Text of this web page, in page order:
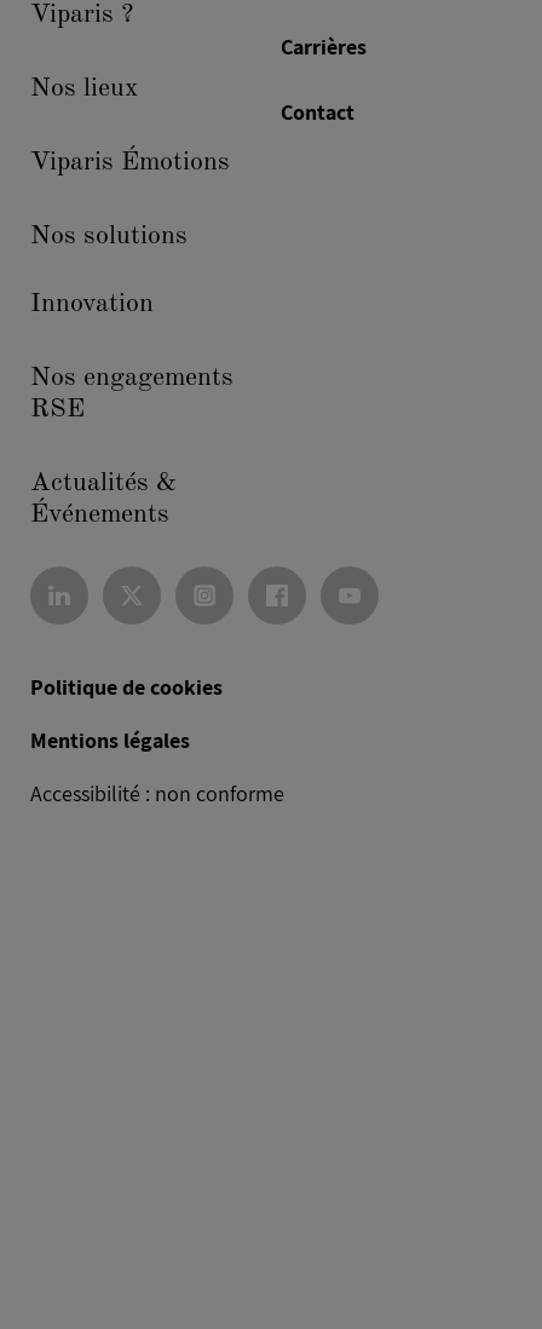
Viparis ?
Nos lieux
Viparis Émotions
Nos solutions
Innovation
Nos engagements
RSE
Actualités &
Événements
Carrières
Contact
Politique de cookies
Mentions légales
Accessibilité : non conforme